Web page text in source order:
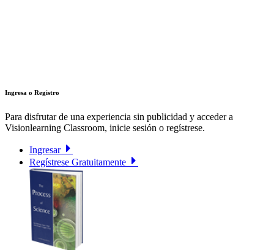
Ingresa o Registro
Para disfrutar de una experiencia sin publicidad y acceder a
Visionlearning Classroom, inicie sesión o regístrese.
Ingresar
Regístrese Gratuitamente